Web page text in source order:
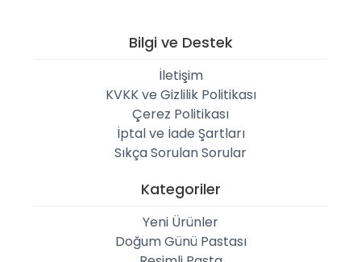
Bilgi ve Destek
İletişim
KVKK ve Gizlilik Politikası
Çerez Politikası
İptal ve İade Şartları
Sıkça Sorulan Sorular
Kategoriler
Yeni Ürünler
Doğum Günü Pastası